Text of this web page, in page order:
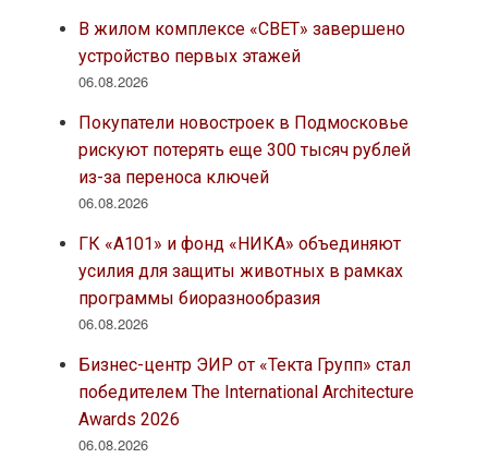
В жилом комплексе «СВЕТ» завершено
устройство первых этажей
06.08.2026
Покупатели новостроек в Подмосковье
рискуют потерять еще 300 тысяч рублей
из-за переноса ключей
06.08.2026
ГК «А101» и фонд «НИКА» объединяют
усилия для защиты животных в рамках
программы биоразнообразия
06.08.2026
Бизнес-центр ЭИР от «Текта Групп» стал
победителем The International Architecture
Awards 2026
06.08.2026